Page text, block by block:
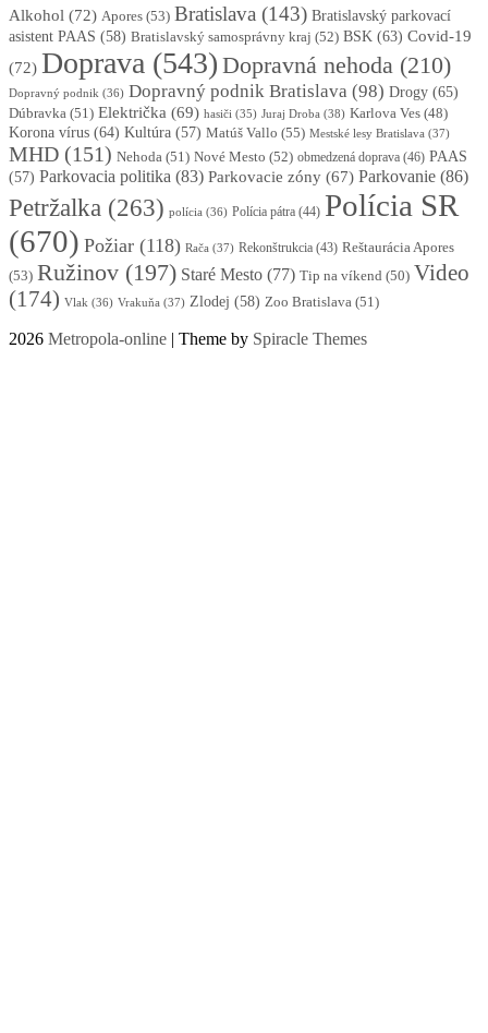
Alkohol (72) Apores (53) Bratislava (143) Bratislavský parkovací
asistent PAAS (58) Bratislavský samosprávny kraj (52) BSK (63) Covid-19
(72) Doprava (543) Dopravná nehoda (210)
Dopravný podnik (36) Dopravný podnik Bratislava (98) Drogy (65)
Dúbravka (51) Električka (69) hasiči (35) Juraj Droba (38) Karlova Ves (48)
Korona vírus (64) Kultúra (57) Matúš Vallo (55) Mestské lesy Bratislava (37)
MHD (151) Nehoda (51) Nové Mesto (52) obmedzená doprava (46) PAAS
(57) Parkovacia politika (83) Parkovacie zóny (67) Parkovanie (86)
Petržalka (263) polícia (36) Polícia pátra (44) Polícia SR
(670) Požiar (118) Rača (37) Rekonštrukcia (43) Reštaurácia Apores
(53) Ružinov (197) Staré Mesto (77) Tip na víkend (50) Video
(174) Vlak (36) Vrakuňa (37) Zlodej (58) Zoo Bratislava (51)
2026 Metropola-online | Theme by Spiracle Themes